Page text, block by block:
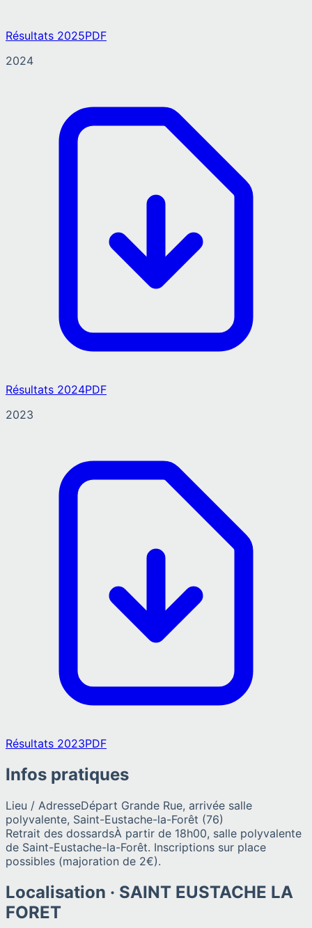
Résultats 2025PDF
2024
Résultats 2024PDF
2023
Résultats 2023PDF
Infos pratiques
Lieu / AdresseDépart Grande Rue, arrivée salle
polyvalente, Saint-Eustache-la-Forêt (76)
Retrait des dossardsÀ partir de 18h00, salle polyvalente
de Saint-Eustache-la-Forêt. Inscriptions sur place
possibles (majoration de 2€).
Localisation · SAINT EUSTACHE LA
FORET